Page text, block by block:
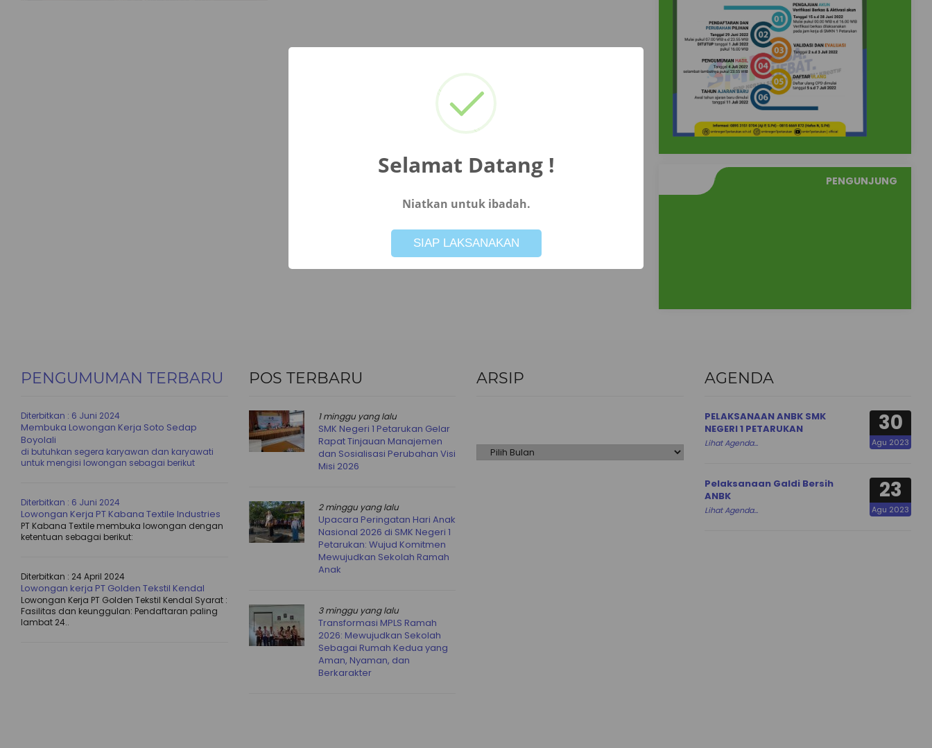
PENGUNJUNG
PENGUMUMAN TERBARU
Diterbitkan : 6 Juni 2024
Membuka Lowongan Kerja Soto Sedap
Boyolali
di butuhkan segera karyawan dan karyawati
untuk mengisi lowongan sebagai berikut
Diterbitkan : 6 Juni 2024
Lowongan Kerja PT Kabana Textile Industries
PT Kabana Textile membuka lowongan dengan
ketentuan sebagai berikut:
Diterbitkan : 24 April 2024
Lowongan kerja PT Golden Tekstil Kendal
Lowongan Kerja PT Golden Tekstil Kendal Syarat :
Fasilitas dan keunggulan: Pendaftaran paling
lambat 24..
POS TERBARU
1 minggu yang lalu
SMK Negeri 1 Petarukan Gelar
Rapat Tinjauan Manajemen
dan Sosialisasi Perubahan Visi
Misi 2026
2 minggu yang lalu
Upacara Peringatan Hari Anak
Nasional 2026 di SMK Negeri 1
Petarukan: Wujud Komitmen
Mewujudkan Sekolah Ramah
Anak
3 minggu yang lalu
Transformasi MPLS Ramah
2026: Mewujudkan Sekolah
Sebagai Rumah Kedua yang
Aman, Nyaman, dan
Berkarakter
ARSIP AGENDA
30
Agu 2023
PELAKSANAAN ANBK SMK
NEGERI 1 PETARUKAN
Lihat Agenda...
23
Agu 2023
Pelaksanaan Galdi Bersih
ANBK
Lihat Agenda...
Selamat Datang !
Niatkan untuk ibadah.
SIAP LAKSANAKAN